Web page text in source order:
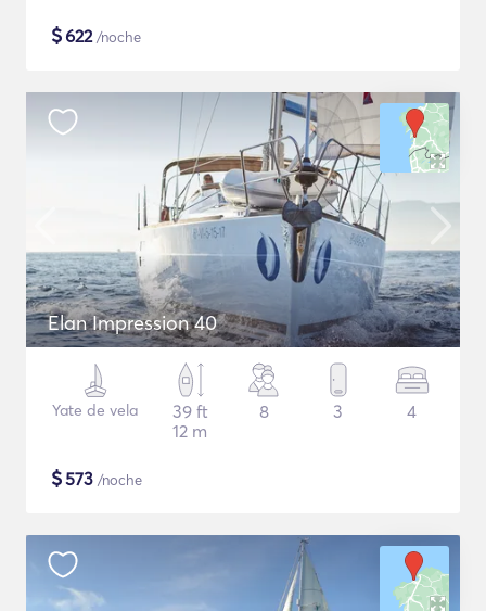
$622/noche
Elan Impression 40
Yate de vela
39 ft
12 m
8 3 4
$573 /noche